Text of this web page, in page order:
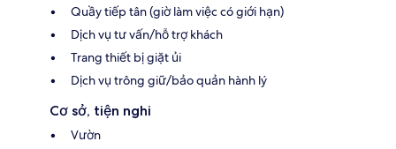
Quầy tiếp tân (giờ làm việc có giới hạn)
Dịch vụ tư vấn/hỗ trợ khách
Trang thiết bị giặt ủi
Dịch vụ trông giữ/bảo quản hành lý
Cơ sở, tiện nghi
Vườn